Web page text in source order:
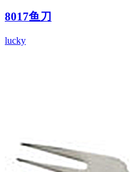
8017鱼刀
lucky